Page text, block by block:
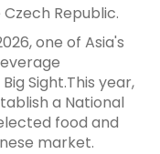
Republic.
one of Asia's
Sight.This year,
a National
food and
market.